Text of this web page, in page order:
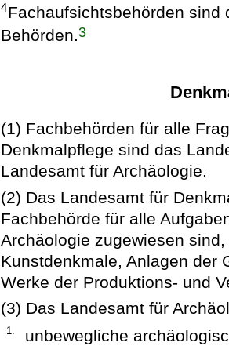
4Fachaufsichtsbehörden sind
Behörden.3
(1) Fachbehörden für alle
Denkmalpflege sind das
Landesamt für Archäologie.
(2) Das Landesamt für
Fachbehörde für alle
Archäologie zugewiesen
Kunstdenkmale, Anlagen der
Werke der Produktions- und
(3) Das Landesamt für
1. unbewegliche